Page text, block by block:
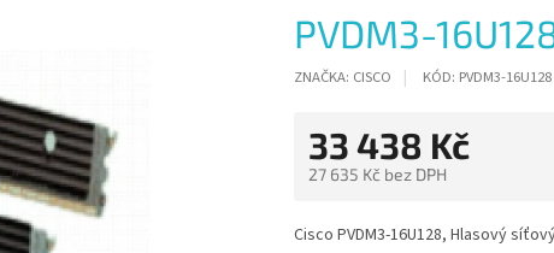
PVDM3-
ZNAČKA: CISCO KÓD: PVDM3-16U128
33 438 Kč
27 635 Kč bez DPH
cena:
Cisco PVDM3-16U128, Hlasový